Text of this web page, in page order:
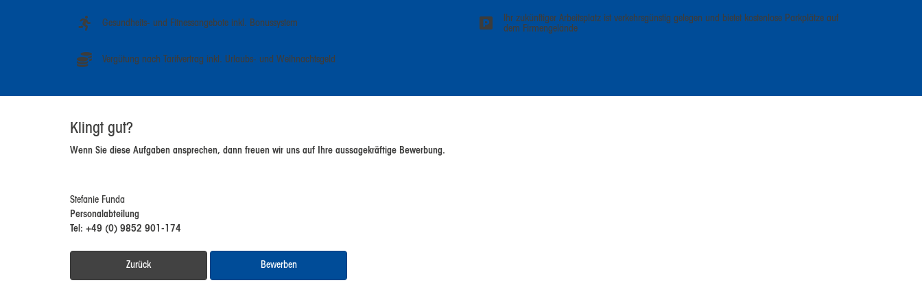
Gesundheits- und Fitnessangebote inkl. Bonussystem
Ihr zukünftiger Arbeitsplatz ist verkehrsgünstig gelegen und bietet kostenlose Parkplätze auf
dem Firmengelände
Vergütung nach Tarifvertrag inkl. Urlaubs- und Weihnachtsgeld
Klingt gut?
Wenn Sie diese Aufgaben ansprechen, dann freuen wir uns auf Ihre aussagekräftige Bewerbung.
Stefanie Funda
Personalabteilung
Tel: +49 (0) 9852 901-174
Zurück Bewerben